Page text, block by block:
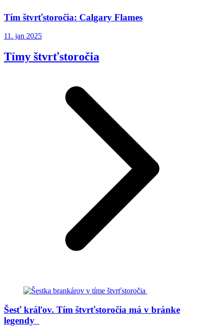
Tím štvrťstoročia: Calgary Flames
11. jan 2025
Tímy štvrťstoročia
Šesť kráľov. Tím štvrťstoročia má v bránke
legendy